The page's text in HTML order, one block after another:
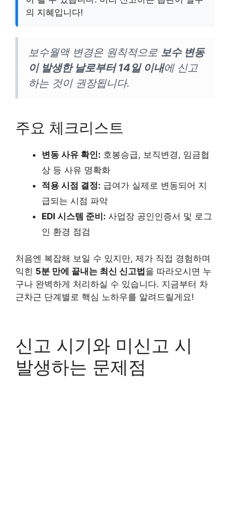
의 지혜입니다!
보수월액 변경은 원칙적으로 보수 변동
이 발생한 날로부터 14일 이내에 신고
하는 것이 권장됩니다.
주요 체크리스트
변동 사유 확인: 호봉승급, 보직변경, 임금협
상 등 사유 명확화
적용 시점 결정: 급여가 실제로 변동되어 지
급되는 시점 파악
EDI 시스템 준비: 사업장 공인인증서 및 로그
인 환경 점검
처음엔 복잡해 보일 수 있지만, 제가 직접 경험하며
익힌 5분 만에 끝내는 최신 신고법 을 따라오시면 누
구나 완벽하게 처리하실 수 있습니다. 지금부터 차
근차근 단계별로 핵심 노하우를 알려드릴게요!
신고 시기와 미신고 시
발생하는 문제점